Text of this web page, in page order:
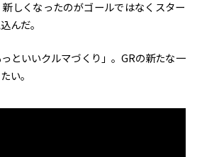
しくなったのがゴールではなくスター
んだ。
といいクルマづくり」。GRの新たな一
い。